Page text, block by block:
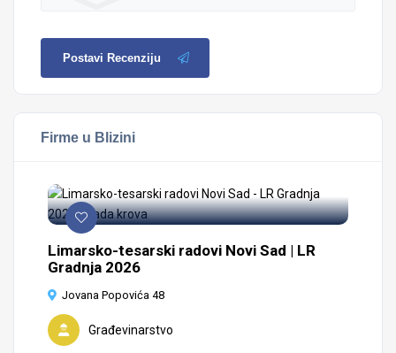
Postavi Recenziju
Firme u Blizini
Limarsko-tesarski radovi Novi Sad | LR
Gradnja 2026
Jovana Popovića 48
Građevinarstvo